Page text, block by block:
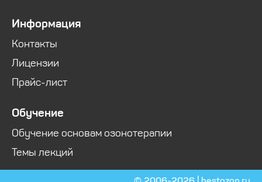
Информация
Контакты
Лицензии
Прайс-лист
Обучение
Обучение основам озонотерапии
Темы лекций